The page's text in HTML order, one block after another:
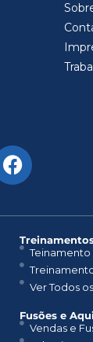
Teinamento
Ver Todos
Fusões e
Vendas e